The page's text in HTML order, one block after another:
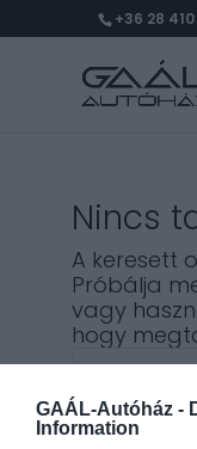
GAÁL-Autóház -
Information
+36 28
Nincs
A keresett
Próbálja
vagy
hogy